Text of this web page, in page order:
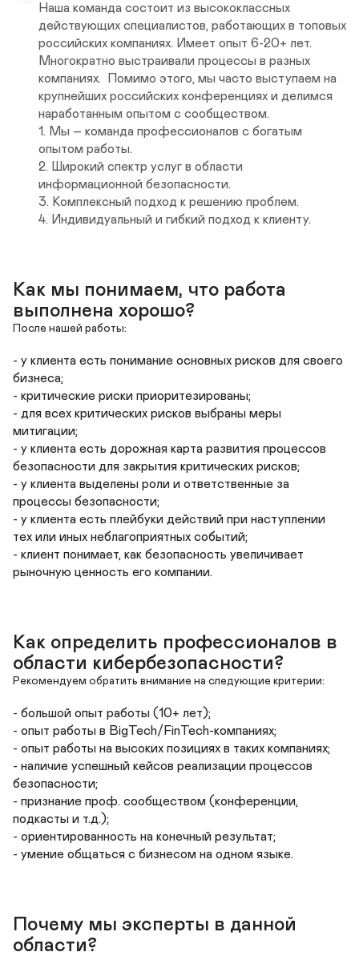
Наша команда состоит из высококлассных
действующих специалистов, работающих в топовых
российских компаниях. Имеет опыт 6-20+ лет.
Многократно выстраивали процессы в разных
компаниях.  Помимо этого, мы часто выступаем на
крупнейших российских конференциях и делимся
наработанным опытом с сообществом.
1. Мы – команда профессионалов с богатым
опытом работы.
2. Широкий спектр услуг в области
информационной безопасности.
3. Комплексный подход к решению проблем.
4. Индивидуальный и гибкий подход к клиенту.
Как мы понимаем, что работа
выполнена хорошо?
После нашей работы:
- у клиента есть понимание основных рисков для своего
бизнеса;
- критические риски приоритезированы;
- для всех критических рисков выбраны меры
митигации;
- у клиента есть дорожная карта развития процессов
безопасности для закрытия критических рисков;
- у клиента выделены роли и ответственные за
процессы безопасности;
- у клиента есть плейбуки действий при наступлении
тех или иных неблагоприятных событий;
- клиент понимает, как безопасность увеличивает
Как определить профессионалов в
области кибербезопасности?
Рекомендуем обратить внимание на следующие критерии:
- большой опыт работы (10+ лет);
- опыт работы в BigTech/FinTech-компаниях;
- опыт работы на высоких позициях в таких компаниях;
- наличие успешный кейсов реализации процессов
безопасности;
- признание проф. сообществом (конференции,
подкасты и т.д.);
- ориентированность на конечный результат;
- умение общаться с бизнесом на одном языке.
Почему мы эксперты в данной
области?